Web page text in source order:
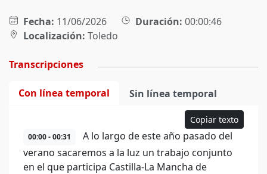
Fecha: 11/06/2026 Duración: 00:00:46
Localización: Toledo
Transcripciones
Con línea temporal Sin línea temporal
Copiar texto
00:00 - 00:31
A lo largo de este año pasado del
verano sacaremos a la luz un trabajo conjunto
en el que participa Castilla-La Mancha de